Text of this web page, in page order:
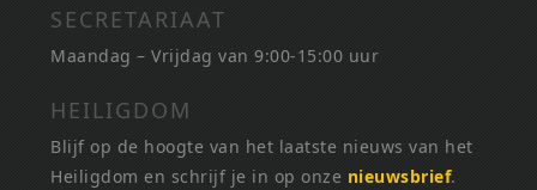
SECRETARIAAT
Maandag – Vrijdag van 9:00-15:00 uur
HEILIGDOM
Blijf op de hoogte van het laatste nieuws van het
Heiligdom en schrijf je in op onze nieuwsbrief.